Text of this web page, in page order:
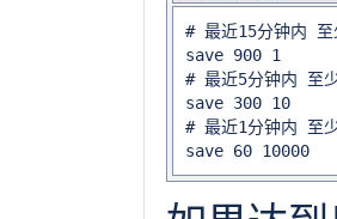
# 最近15分钟内 至
save 900 1
# 最近5分钟内 至
save 300 10
# 最近1分钟内 至
save 60 10000